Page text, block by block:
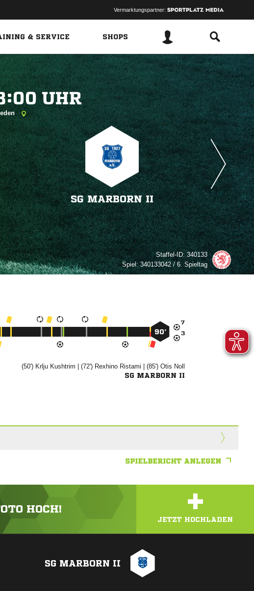
Vermarktungspartner:
& SERVICE SHOPS

SG MARBORN II
Staffel-ID:340133
Spiel:340133042 / 6. Spieltag


90’
(50')   | (72')   | (85') 
SG MARBORN II
SPIELBERICHT ANLEGEN
HOCH! +
JETZT HOCHLADEN
SG MARBORN II